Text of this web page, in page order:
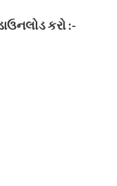
કરો :-